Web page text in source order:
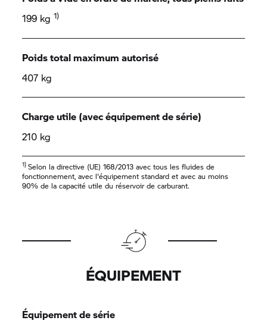
199 kg1)
Poids total maximum autorisé
407 kg
Charge utile (avec équipement de série)
210 kg
1)Selon la directive (UE) 168/2013 avec tous les fluides de
fonctionnement, avec l'équipement standard et avec au moins
90% de la capacité utile du réservoir de carburant.
ÉQUIPEMENT
Équipement de série